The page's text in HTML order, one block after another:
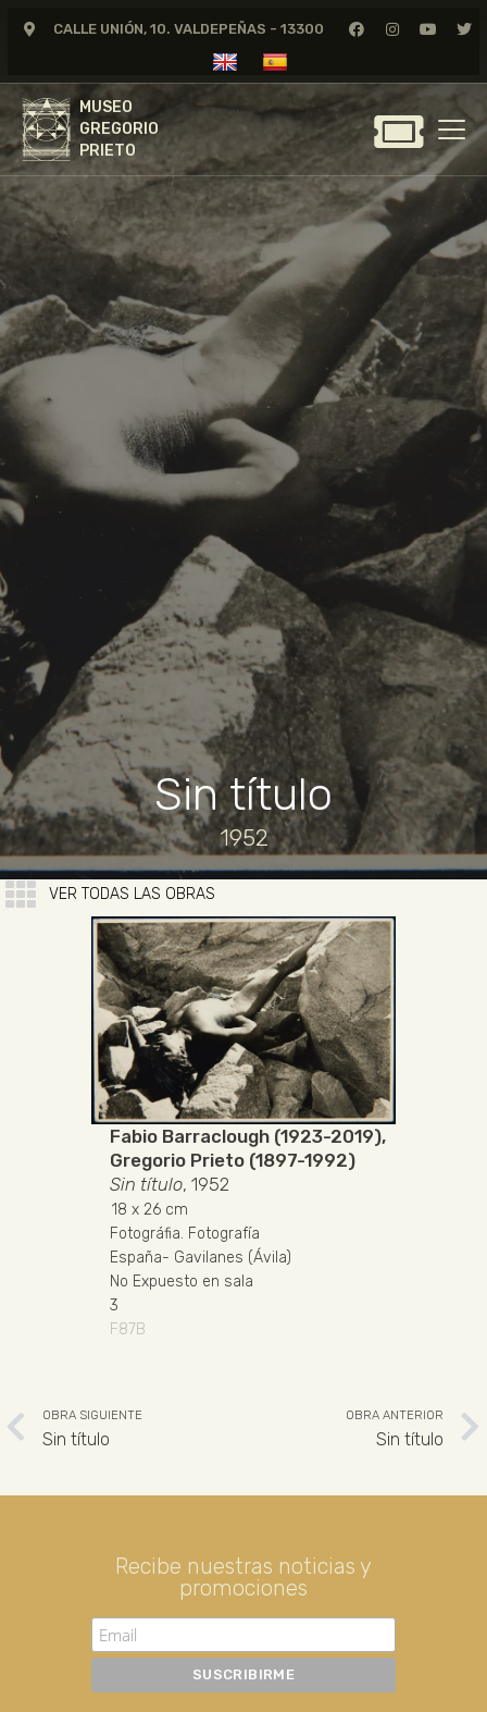
CALLE UNIÓN, 10. VALDEPEÑAS - 13300
MUSEO
GREGORIO
PRIETO
MUSEO
GREGORIO
PRIETO
GREGORIO PRIETO
MUSEO
ARCHIVO
CERTAMEN DE DIBUJO
FUNDACIÓN
TIENDA
NOTICIAS
Sin título
1952
VER TODAS LAS OBRAS
Fabio Barraclough (1923-2019),
Gregorio Prieto (1897-1992)
Sin título, 1952
18 x 26 cm
Fotográfia. Fotografía
España- Gavilanes (Ávila)
No Expuesto en sala
3
F87B
OBRA SIGUIENTE
Sin título
OBRA ANTERIOR
Sin título
Recibe nuestras noticias y
promociones